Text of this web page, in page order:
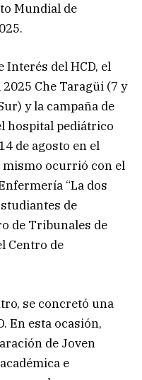
Mundial de
Interés del HCD, el
Che Taragüi (7 y
y la campaña de
hospital pediátrico
de agosto en el
mismo ocurrió con el
“La dos
de
de Tribunales de
Centro de
se concretó una
En esta ocasión,
de Joven
e